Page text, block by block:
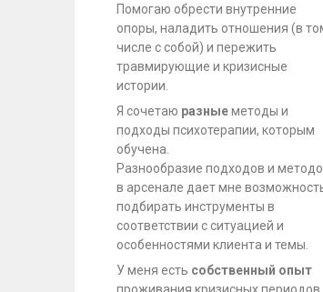
Помогаю обрести внутренние
опоры, наладить отношения (в
числе с собой) и пережить
травмирующие и кризисные
истории.
Я сочетаю разныеметоды и
подходы психотерапии, которым
обучена.
Разнообразие подходов и
в арсенале дает мне
подбирать инструменты в
соответствии с ситуацией и
особенностями клиента и темы.
У меня есть собственный опыт
проживания кризисных периодов